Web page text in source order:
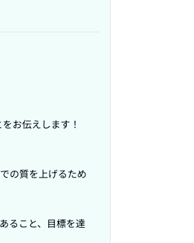
お伝えします！
の質を上げるため
ること、目標を達